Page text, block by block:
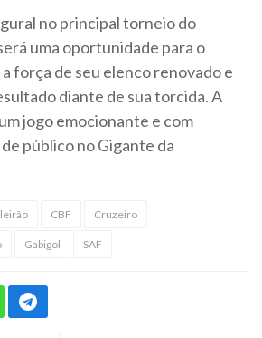
no principal torneio do
uma oportunidade para o
força de seu elenco renovado e
diante de sua torcida. A
jogo emocionante e com
público no Gigante da
CBF Cruzeiro
Gabigol SAF